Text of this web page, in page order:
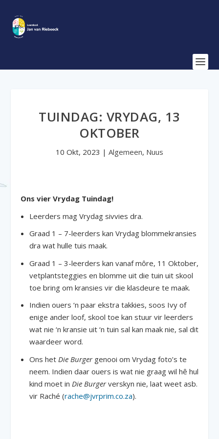
TUINDAG: VRYDAG, 13
OKTOBER
10 Okt, 2023 | Algemeen, Nuus
Ons vier Vrydag Tuindag!
Leerders mag Vrydag sivvies dra.
Graad 1 – 7-leerders kan Vrydag blommekransies
dra wat hulle tuis maak.
Graad 1 – 3-leerders kan vanaf môre, 11 Oktober,
vetplantsteggies en blomme uit die tuin uit skool
toe bring om kransies vir die klasdeure te maak.
Indien ouers ‘n paar ekstra takkies, soos Ivy of
enige ander loof, skool toe kan stuur vir leerders
wat nie ‘n kransie uit ‘n tuin sal kan maak nie, sal dit
waardeer word.
Ons het Die Burgergenooi om Vrydag foto’s te
neem. Indien daar ouers is wat nie graag wil hê hul
kind moet in Die Burgerverskyn nie, laat weet asb.
vir Raché (rache@jvrprim.co.za).